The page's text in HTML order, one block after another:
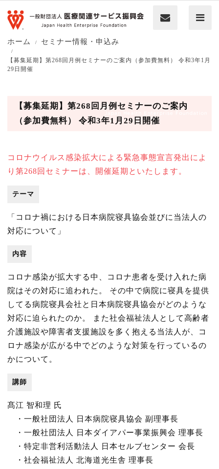
ホーム セミナー情報・申込み
【募集延期】第268回月例セミナーのご案内（参加費無料） 令和3年1月
29日開催
【募集延期】第268回月例セミナーのご案内
（参加費無料） 令和3年1月29日開催
コロナウイルス感染拡大による緊急事態宣言発出によ
り第268回セミナーは、開催延期といたします。
テーマ
「コロナ禍における日本病院寝具協会並びに当法人の
対応について」
内容
コロナ感染が拡大する中、コロナ患者を受け入れた病
院はその対応に追われた。 その中で病院に寝具を提供
してる病院寝具会社と日本病院寝具協会がどのような
対応に迫られたのか。 また社会福祉法人として高齢者
介護施設や障害者支援施設を多く抱える当法人が、コ
ロナ感染が広がる中でどのような対策を行っているの
かについて。
講師
髙江 智和理 氏
・一般社団法人 日本病院寝具協会 副理事長
・一般社団法人 日本ダイアパー事業振興会 理事長
・特定非営利活動法人 日本セルブセンター 会長
・社会福祉法人 北海道光生舎 理事長